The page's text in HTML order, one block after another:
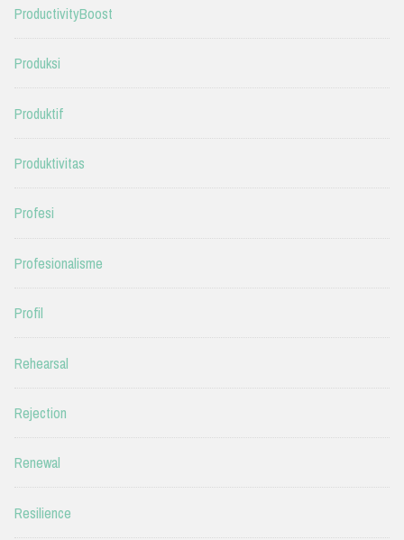
ProductivityBoost
Produksi
Produktif
Produktivitas
Profesi
Profesionalisme
Profil
Rehearsal
Rejection
Renewal
Resilience